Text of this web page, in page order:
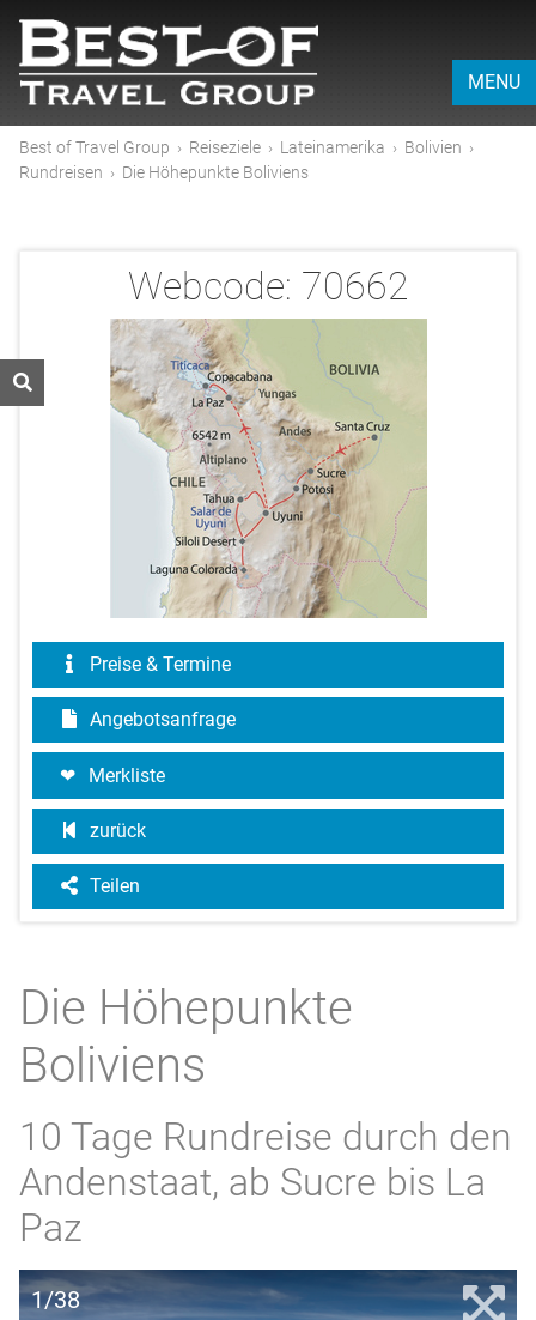
MENU
Best of Travel Group › Reiseziele › Lateinamerika › Bolivien ›
Rundreisen › Die Höhepunkte Boliviens
Webcode: 70662
Preise & Termine
Angebotsanfrage
Merkliste
zurück
Teilen
Die Höhepunkte
Boliviens
10 Tage Rundreise durch den
Andenstaat, ab Sucre bis La
Paz
1/38